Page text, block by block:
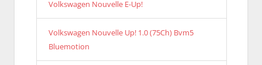
Volkswagen Nouvelle E-Up!
Volkswagen Nouvelle Up! 1.0 (75Ch) Bvm5
Bluemotion